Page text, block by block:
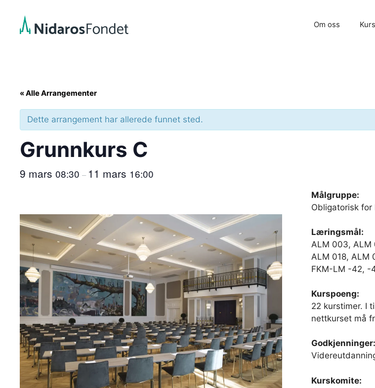
innhold
Om oss
« Alle Arrangementer
Dette arrangement har allerede funnet sted.
Grunnkurs C
9 mars 08:30 – 11 mars 16:00
Målgruppe:
Obligatorisk
Læringsmål:
ALM 003, ALM
ALM 018, ALM
FKM-LM -42, -
Kurspoeng:
22 kurstimer. I
nettkurset må
Godkjenninger:
Kurskomite: